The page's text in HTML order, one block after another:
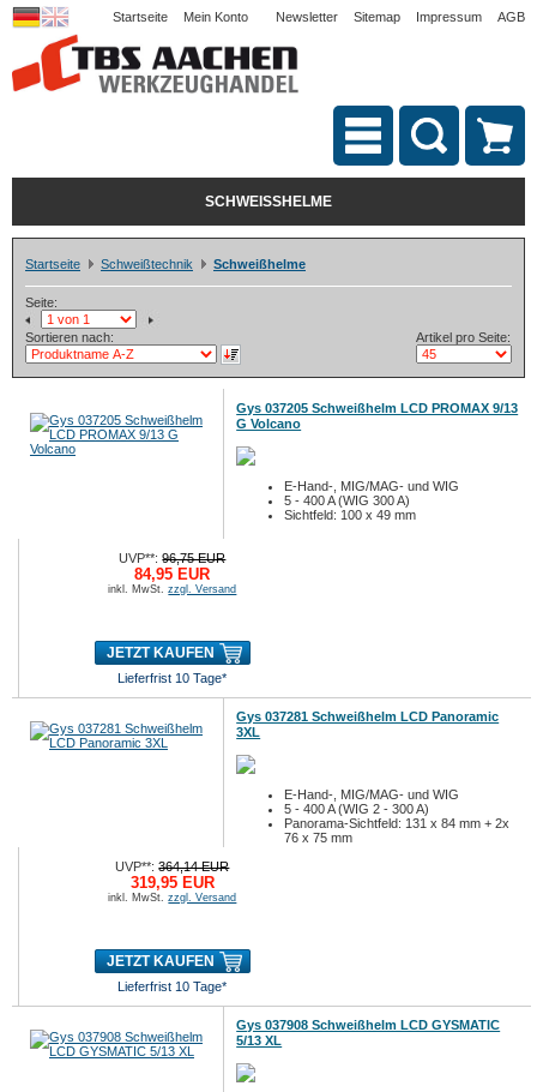
Startseite Mein Konto Newsletter Sitemap Impressum AGB
SCHWEISSHELME
Startseite Schweißtechnik Schweißhelme
Seite:
Sortieren nach: Artikel pro Seite:
Gys 037205 Schweißhelm LCD PROMAX 9/13
G Volcano
E-Hand-, MIG/MAG- und WIG
5 - 400 A (WIG 300 A)
Sichtfeld: 100 x 49 mm
UVP**:96,75 EUR
84,95 EUR
inkl. MwSt.zzgl. Versand
JETZT KAUFEN
Lieferfrist 10 Tage*
Gys 037281 Schweißhelm LCD Panoramic
3XL
E-Hand-, MIG/MAG- und WIG
5 - 400 A (WIG 2 - 300 A)
Panorama-Sichtfeld: 131 x 84 mm + 2x
76 x 75 mm
UVP**:364,14 EUR
319,95 EUR
inkl. MwSt.zzgl. Versand
JETZT KAUFEN
Lieferfrist 10 Tage*
Gys 037908 Schweißhelm LCD GYSMATIC
5/13 XL